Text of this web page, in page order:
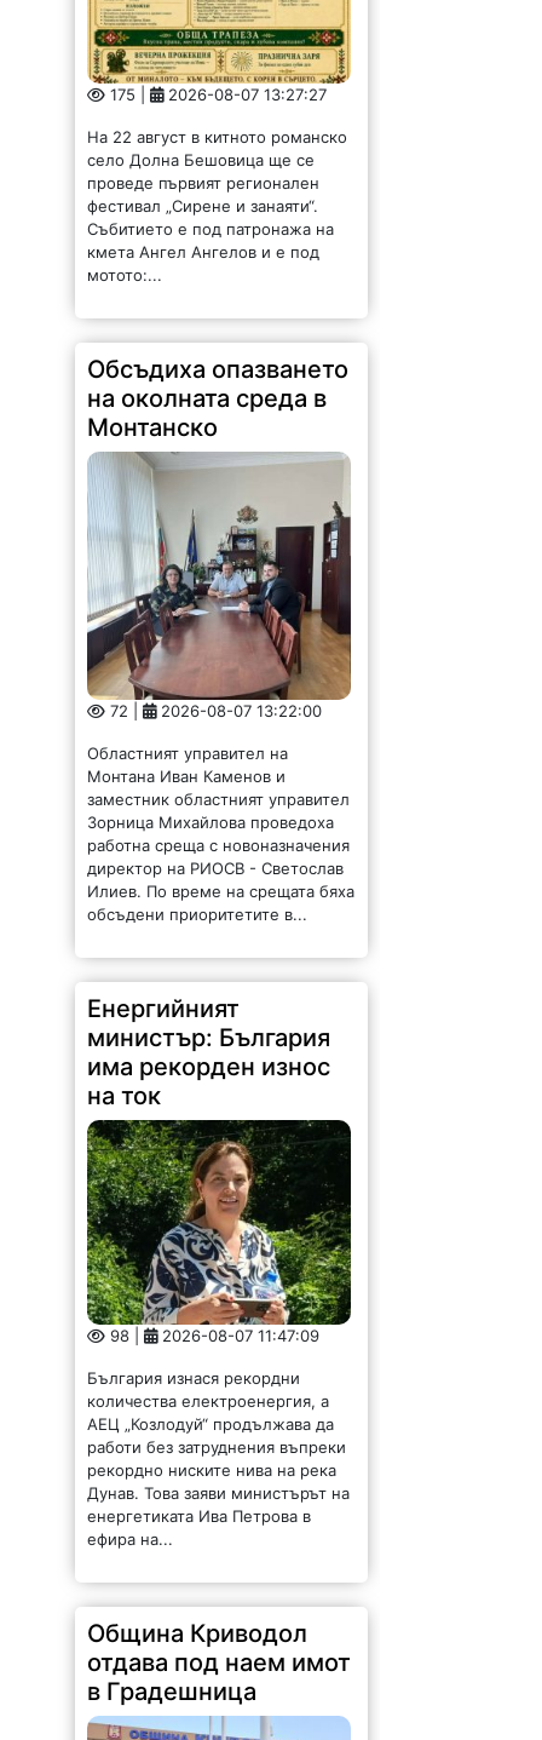
175 | 2026-08-07 13:27:27
На 22 август в китното романско
село Долна Бешовица ще се
проведе първият регионален
фестивал „Сирене и занаяти“.
Събитието е под патронажа на
кмета Ангел Ангелов и е под
мотото:...
Обсъдиха опазването
на околната среда в
Монтанско
72 | 2026-08-07 13:22:00
Областният управител на
Монтана Иван Каменов и
заместник областният управител
Зорница Михайлова проведоха
работна среща с новоназначения
директор на РИОСВ - Светослав
Илиев. По време на срещата бяха
обсъдени приоритетите в...
Енергийният
министър: България
има рекорден износ
на ток
98 | 2026-08-07 11:47:09
България изнася рекордни
количества електроенергия, а
АЕЦ „Козлодуй“ продължава да
работи без затруднения въпреки
рекордно ниските нива на река
Дунав. Това заяви министърът на
енергетиката Ива Петрова в
ефира на...
Община Криводол
отдава под наем имот
в Градешница